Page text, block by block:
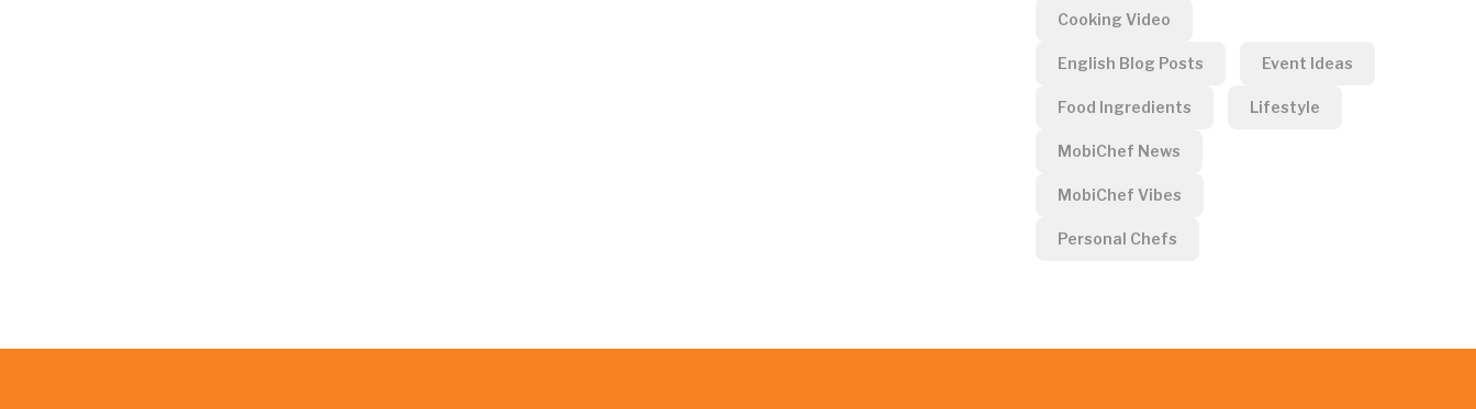
Cooking Video
English Blog Posts Event Ideas
Food Ingredients Lifestyle
MobiChef News
MobiChef Vibes
Personal Chefs